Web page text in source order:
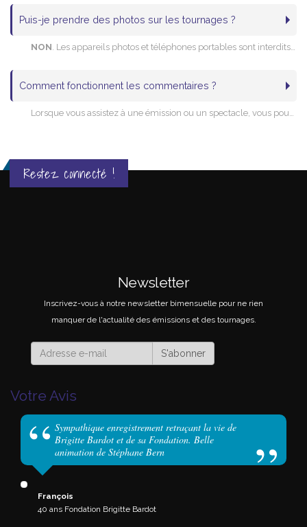
Puis-je prendre des photos sur les tournages ?
NON. Les appareils photos et téléphones portables sont interdits sur les plateaux. Vous devrez les laisser au vestiaire.
Comment fonctionnent les commentaires ?
Lorsque vous assistez à une émission ou un spectacle, vous pouvez laisser un commentaire via votre
Restez connecté !
Newsletter
Inscrivez-vous à notre newsletter bimensuelle pour ne rien
manquer de l'actualité des émissions et des tournages.
S'abonner
Votre Avis
Sympathique enregistrement retraçant la vie de
Brigitte Bardot et de sa Fondation. Belle
animation de Stéphane Bern
François
40 ans Fondation Brigitte Bardot